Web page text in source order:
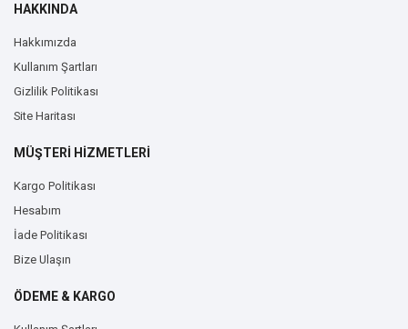
HAKKINDA
Hakkımızda
Kullanım Şartları
Gizlilik Politikası
Site Haritası
MÜŞTERİ HİZMETLERİ
Kargo Politikası
Hesabım
İade Politikası
Bize Ulaşın
ÖDEME & KARGO